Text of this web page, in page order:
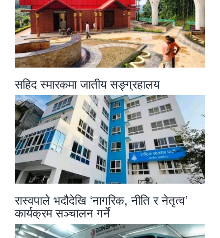
सहिद स्मारकमा जातीय सङ्ग्रहालय
रास्वपाले भदौदेखि ‘नागरिक, नीति र नेतृत्व’
कार्यक्रम सञ्चालन गर्ने